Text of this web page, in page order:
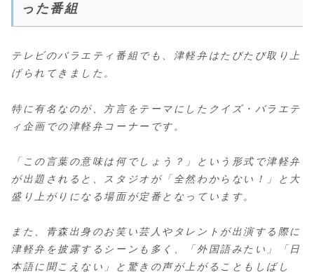
った番組
テレビのバラエティ番組でも、津軽弁はたびたび取り上
げられてきました。
特に有名なのが、方言をテーマにしたクイズ・バラエテ
ィ企画での津軽弁コーナーです。
「この言葉の意味は何でしょう？」という形式で津軽弁
が出題されると、スタジオが「全然わからない！」と大
盛り上がりになる場面が定番となっています。
また、青森出身のお笑い芸人やタレントが出演する際に
津軽弁を披露するシーンも多く、「外国語みたい」「日
本語に聞こえない」と驚きの声が上がることもしばし